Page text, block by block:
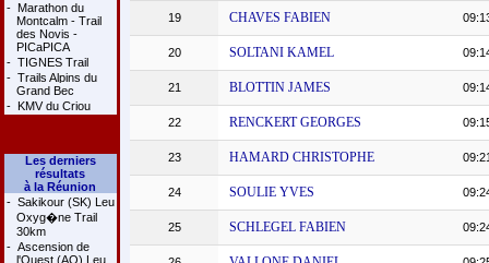
- Marathon du
Montcalm - Trail
des Novis -
PICaPICA
- TIGNES Trail
- Trails Alpins du
Grand Bec
- KMV du Criou
Les derniers
résultats
à la Réunion
- Sakikour (SK) Leu
Oxyg�ne Trail
30km
- Ascension de
l'Ouest (AO) Leu
19 CHAVES FABIEN
20 SOLTANI KAMEL
21 BLOTTIN JAMES
22 RENCKERT GEORGES
23 HAMARD CHRISTOPHE
24 SOULIE YVES
25 SCHLEGEL FABIEN